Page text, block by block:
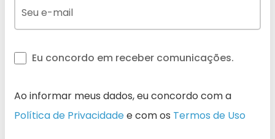
Eu concordo em receber comunicações.
Ao informar meus dados, eu concordo com a
Política de Privacidadee com os Termos de Uso